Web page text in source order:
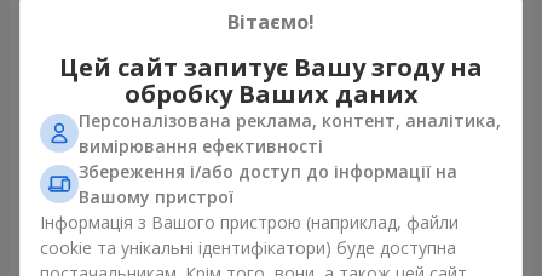
Букет "Чарівність" з
повітряними кульками
9 124 грн
Букет з упаковкою "25
17 691 грн
Вітаємо!
Цей сайт запитує Вашу згоду на
обробку Ваших даних
Персоналізована реклама, контент, аналітика,
вимірювання ефективності
Збереження і/або доступ до інформації на
Вашому пристрої
Інформація з Вашого пристрою (наприклад, файли
cookie та унікальні ідентифікатори) буде доступна